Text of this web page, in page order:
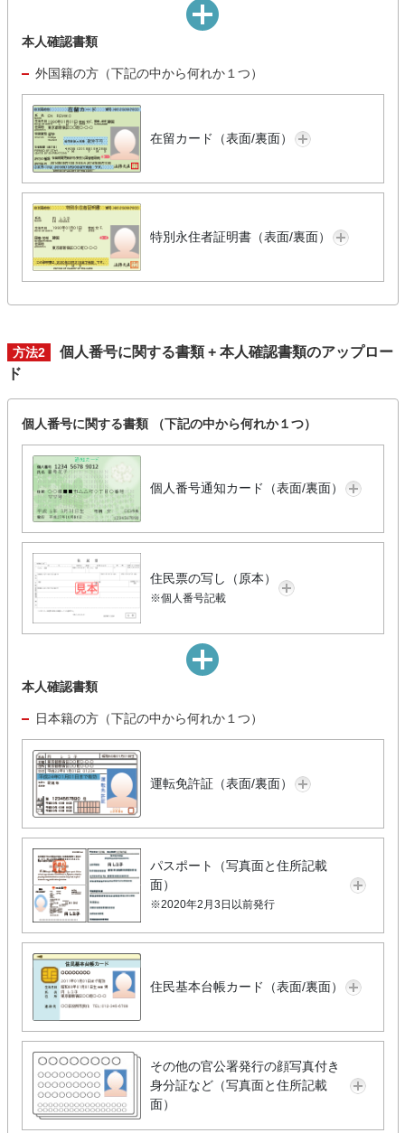
本人確認書類
外国籍の方（下記の中から何れか１つ）
在留カード（表面/裏面）
特別永住者証明書（表面/裏面）
方法2
個人番号に関する書類 + 本人確認書類のアップロー
ド
個人番号に関する書類 （下記の中から何れか１つ）
個人番号通知カード（表面/裏面）
住民票の写し（原本）
※個人番号記載
本人確認書類
日本籍の方（下記の中から何れか１つ）
運転免許証（表面/裏面）
パスポート（写真面と住所記載
面）
※2020年2月3日以前発行
住民基本台帳カード（表面/裏面）
その他の官公署発行の顔写真付き
身分証など（写真面と住所記載
面）